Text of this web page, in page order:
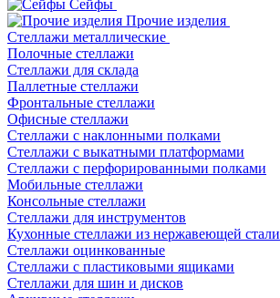
Сейфы
Прочие изделия
Стеллажи металлические
Полочные стеллажи
Стеллажи для склада
Паллетные стеллажи
Фронтальные стеллажи
Офисные стеллажи
Стеллажи с наклонными полками
Стеллажи с выкатными платформами
Стеллажи с перфорированными полками
Мобильные стеллажи
Консольные стеллажи
Стеллажи для инструментов
Кухонные стеллажи из нержавеющей стали
Стеллажи оцинкованные
Стеллажи с пластиковыми ящиками
Стеллажи для шин и дисков